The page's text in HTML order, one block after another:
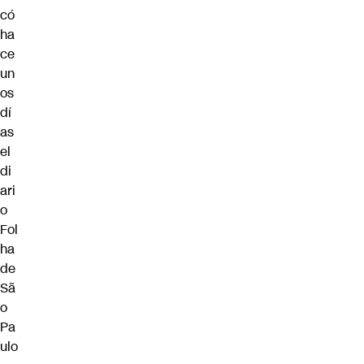
có
ha
ce
un
os
dí
as
el
di
ari
o
Fol
ha
de
Sã
o
Pa
ulo